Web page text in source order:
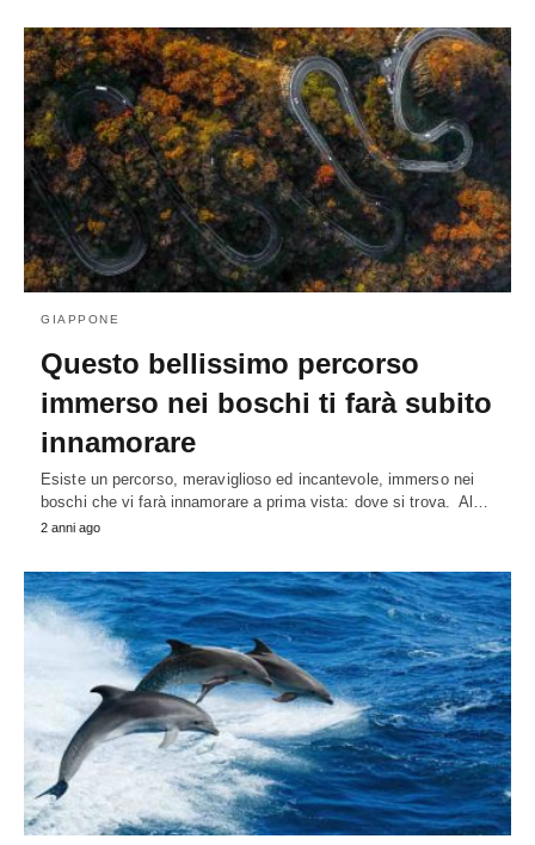
GIAPPONE
Questo bellissimo percorso
immerso nei boschi ti farà subito
innamorare
Esiste un percorso, meraviglioso ed incantevole, immerso nei
boschi che vi farà innamorare a prima vista: dove si trova. Al…
2 anni ago